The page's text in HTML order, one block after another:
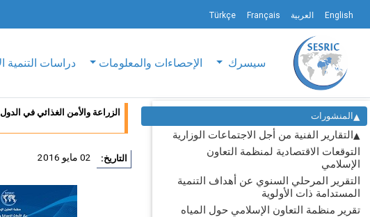
English العربية Français
Türkçe
سيسرك الإحصاءات والمعلومات دراسات التنمية
المنشورات
التقارير الفنية من أجل الاجتماعات الوزارية
التوقعات الاقتصادية لمنظمة التعاون
الإسلامي
التقرير المرحلي السنوي عن أهداف التنمية
المستدامة ذات الأولوية
تقرير منظمة التعاون الإسلامي حول المياه
الزراعة والأمن الغذائي في الدول
التاريخ: 02 مايو 2016